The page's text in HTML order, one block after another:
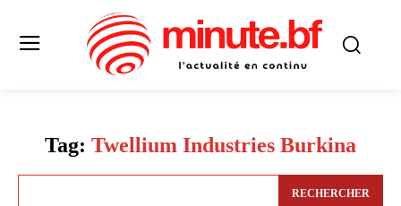
Tag: Twellium Industries Burkina
RECHERCHER